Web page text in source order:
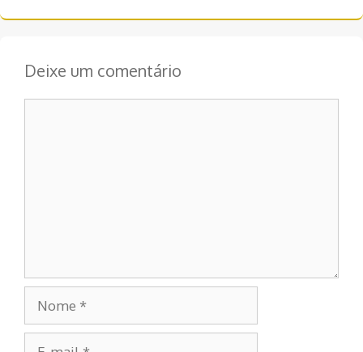
Deixe um comentário